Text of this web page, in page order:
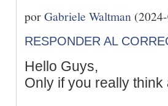
porGabriele Waltman
RESPONDER AL
Hello Guys,
Only if you really